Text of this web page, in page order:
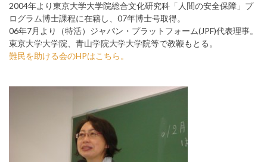
2004年より東京大学大学院総合文化研究科「人間の安全保障」プ
ログラム博士課程に在籍し、07年博士号取得。
06年7月より（特活）ジャパン・プラットフォーム(JPF)代表理事。
東京大学大学院、青山学院大学大学院等で教鞭もとる。
難民を助ける会のHPはこちら。